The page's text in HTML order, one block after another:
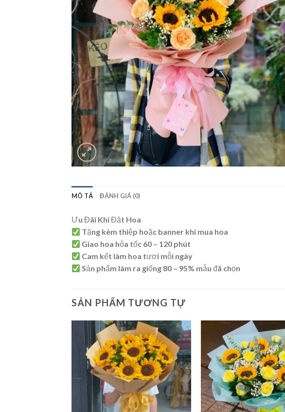
MÔ TẢ ĐÁNH GIÁ (0)
Ưu Đãi Khi Đặt Hoa
Tặng kèm thiệp hoặc banner khi mua hoa
Giao hoa hỏa tốc 60 – 120 phút
Cam kết làm hoa tươi mỗi ngày
Sản phẩm làm ra giống 80 – 95% mẫu đã chọn
SẢN PHẨM TƯƠNG TỰ